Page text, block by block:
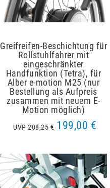
Greifreifen-Beschichtung für
Rollstuhlfahrer mit
eingeschränkter
Handfunktion (Tetra), für
Alber e-motion M25 (nur
Bestellung als Aufpreis
zusammen mit neuem E-
Motion möglich)
UVP 208,25 € 199,00 €